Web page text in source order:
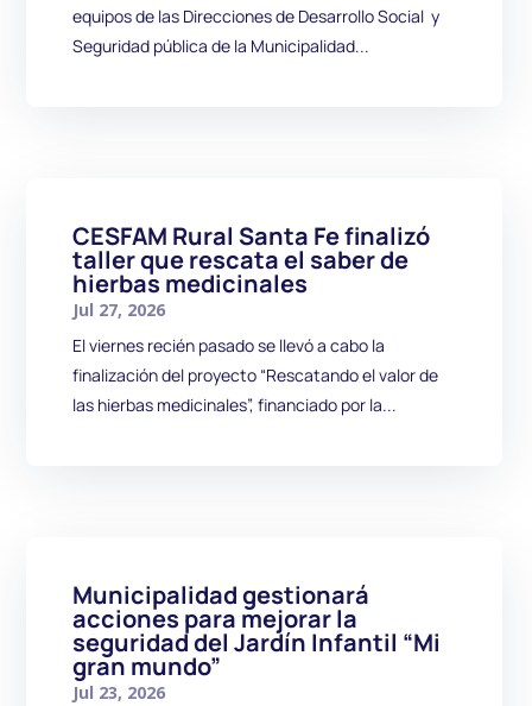
equipos de las Direcciones de Desarrollo Social y
Seguridad pública de la Municipalidad...
CESFAM Rural Santa Fe finalizó
taller que rescata el saber de
hierbas medicinales
Jul 27, 2026
El viernes recién pasado se llevó a cabo la
finalización del proyecto “Rescatando el valor de
las hierbas medicinales”, financiado por la...
Municipalidad gestionará
acciones para mejorar la
seguridad del Jardín Infantil “Mi
gran mundo”
Jul 23, 2026